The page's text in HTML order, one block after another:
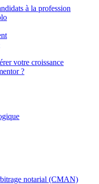
à la profession
votre croissance
?
notarial (CMAN)